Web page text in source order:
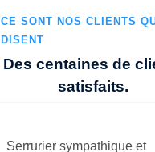
CE SONT NOS CLIENTS
DISENT
Des centaines de
satisfaits.
Serrurier sympathique et